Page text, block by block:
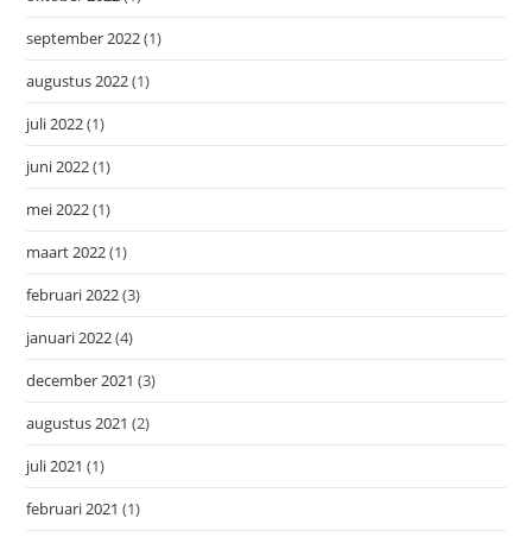
september 2022(1)
augustus 2022(1)
juli 2022(1)
juni 2022(1)
mei 2022(1)
maart 2022(1)
februari 2022(3)
januari 2022(4)
december 2021 (3)
augustus 2021 (2)
juli 2021 (1)
februari 2021 (1)